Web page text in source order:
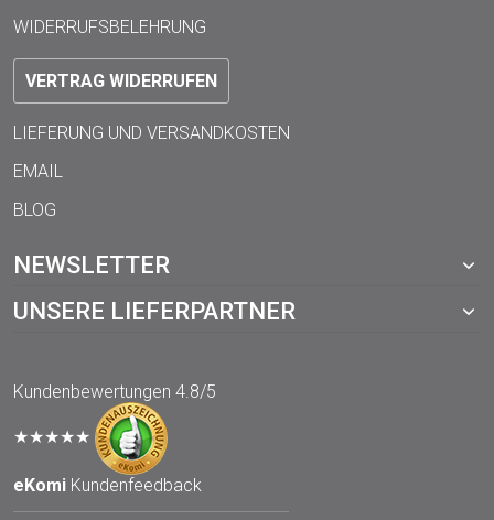
WIDERRUFSBELEHRUNG
VERTRAG WIDERRUFEN
LIEFERUNG UND VERSANDKOSTEN
EMAIL
BLOG
NEWSLETTER
UNSERE LIEFERPARTNER
Kundenbewertungen 4.8/5
★★★★★
eKomi Kundenfeedback